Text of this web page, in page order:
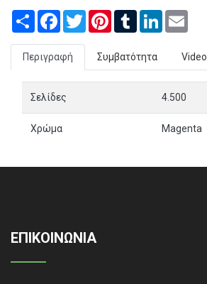
Share Facebook
TwitterPinterestTumblrLinkedIn
Περιγραφή Συμβατότητα Video
Σελίδες 4.500
Χρώμα Magenta
ΕΠΙΚΟΙΝΩΝΙΑ